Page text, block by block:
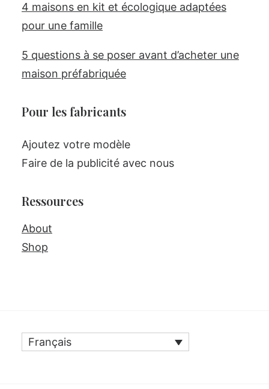
4 maisons en kit et écologique adaptées
pour une famille
5 questions à se poser avant d’acheter une
maison préfabriquée
Pour les fabricants
Ajoutez votre modèle
Faire de la publicité avec nous
Ressources
About
Shop
Français